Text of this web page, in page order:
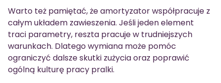
Warto też pamiętać, że amortyzator współpracuje z
całym układem zawieszenia. Jeśli jeden element
traci parametry, reszta pracuje w trudniejszych
warunkach. Dlatego wymiana może pomóc
ograniczyć dalsze skutki zużycia oraz poprawić
ogólną kulturę pracy pralki.